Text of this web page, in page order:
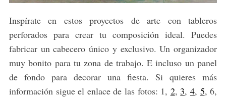
Inspírate en estos proyectos de arte con tableros
perforados para crear tu composición ideal. Puedes
fabricar un cabecero único y exclusivo. Un organizador
muy bonito para tu zona de trabajo. E incluso un panel
de fondo para decorar una fiesta. Si quieres más
información sigue el enlace de las fotos: 1, 2, 3, 4, 5, 6,